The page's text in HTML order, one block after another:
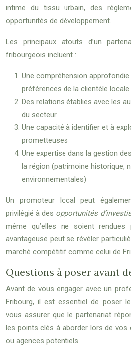
intime du tissu urbain, des
opportunités de développement.
Les principaux atouts d’un
fribourgeois incluent :
Une compréhension
préférences de la clientèle locale
Des relations établies avec les
du secteur
Une capacité à identifier et à
prometteuses
Une expertise dans la gestion
la région (patrimoine historique,
environnementales)
Un promoteur local peut
privilégié à des opportunités
même qu’elles ne soient rendues
avantageuse peut se révéler
marché compétitif comme celui de
Questions à poser avant
Avant de vous engager avec un
Fribourg, il est essentiel de poser
vous assurer que le partenariat
les points clés à aborder lors de vos
ou agences potentiels.